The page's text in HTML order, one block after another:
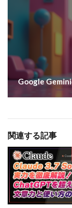
Google
関連する記事